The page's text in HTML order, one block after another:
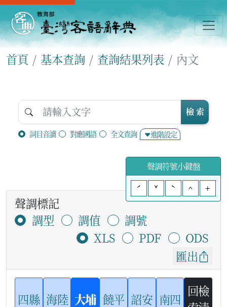
首頁 基本查詢 查詢結果列表 內文
詞目音讀 對應國語 全文查詢 進階設定
檢 索
聲調符號小鍵盤
ˊ
ˇ ˋ ^ +
聲調標記
調型
調值
調號
XLS
PDF
ODS
匯出
四縣 海陸 大埔 饒平 詔安 南四
回檢